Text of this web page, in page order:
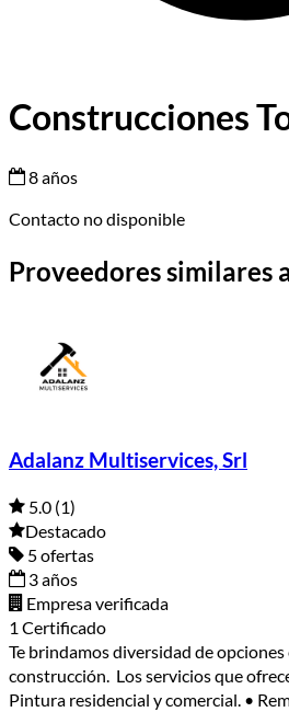
Construcciones
8 años
Contacto no disponible
Proveedores similares
Adalanz Multiservices, Srl
5.0 (1)
Destacado
5 ofertas
3 años
Empresa verificada
1 Certificado
Te brindamos diversidad de opciones
construcción. Los servicios que
Pintura residencial y comercial. •